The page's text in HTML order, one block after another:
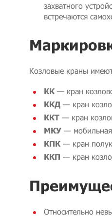
захватного
встречаются
Козловые краны
КК — кран
ККД — кран
ККТ — кран
МКУ — мобильная
КПК — кран
ККП — кран
Относительно